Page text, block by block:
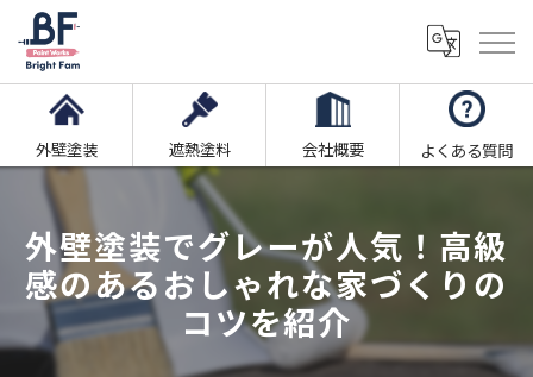
外壁塗装 遮熱塗料 会社概要 よくある質問
外壁塗装でグレーが人気！高級
感のあるおしゃれな家づくりの
コツを紹介